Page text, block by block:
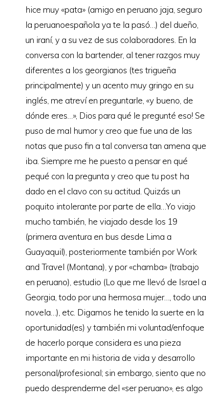
hice muy «pata» (amigo en peruano jaja, seguro
la peruanoespañola ya te la pasó…) del dueño,
un iraní, y a su vez de sus colaboradores. En la
conversa con la bartender, al tener razgos muy
diferentes a los georgianos (tes trigueña
principalmente) y un acento muy gringo en su
inglés, me atreví en preguntarle, «y bueno, de
dónde eres…», Dios para qué le pregunté eso! Se
puso de mal humor y creo que fue una de las
notas que puso fin a tal conversa tan amena que
iba. Siempre me he puesto a pensar en qué
pequé con la pregunta y creo que tu post ha
dado en el clavo con su actitud. Quizás un
poquito intolerante por parte de ella…Yo viajo
mucho también, he viajado desde los 19
(primera aventura en bus desde Lima a
Guayaquil), posteriormente también por Work
and Travel (Montana), y por «chamba» (trabajo
en peruano), estudio (Lo que me llevó de Israel a
Georgia, todo por una hermosa mujer…, todo una
novela…), etc. Digamos he tenido la suerte en la
oportunidad(es) y también mi voluntad/enfoque
de hacerlo porque considera es una pieza
importante en mi historia de vida y desarrollo
personal/profesional; sin embargo, siento que no
puedo desprenderme del «ser peruano», es algo